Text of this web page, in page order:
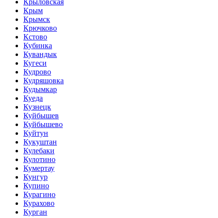
Крыловская
Крым
Крымск
Крючково
Кстово
Кубинка
Кувандык
Кугеси
Кудрово
Кудряшовка
Кудымкар
Куеда
Кузнецк
Куйбышев
Куйбышево
Куйтун
Кукуштан
Кулебаки
Кулотино
Кумертау
Кунгур
Купино
Курагино
Курахово
Курган